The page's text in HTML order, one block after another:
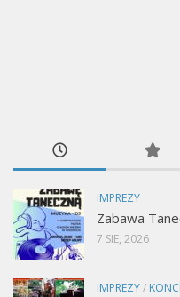
IMPREZY
Zabawa
7 SIE, 2026
IMPREZY/